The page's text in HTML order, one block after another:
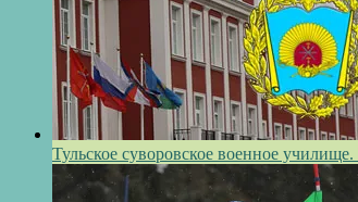
Тульское суворовское военное